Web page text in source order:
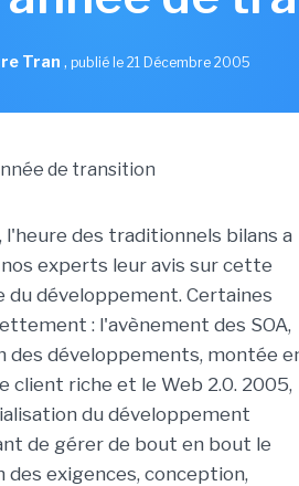
Tran , publié le 21 Décembre 2005
l'heure des traditionnels bilans a
experts leur avis sur cette
du développement. Certaines
: l'avènement des SOA,
des développements, montée
client riche et le Web 2.0. 2005,
du développement
de gérer de bout en bout le
des exigences, conception,